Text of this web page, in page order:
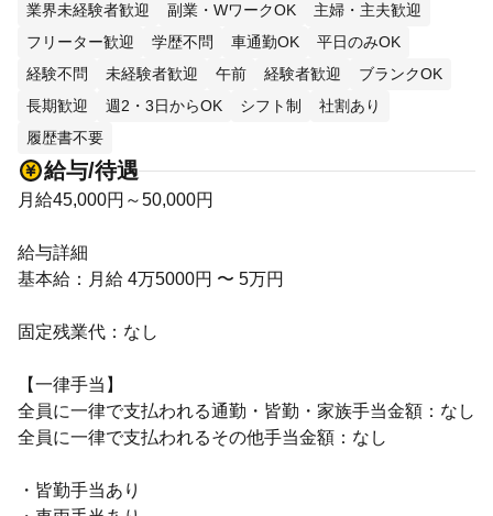
業界未経験者歓迎 副業・WワークOK
主婦・主夫歓迎
フリーター歓迎
学歴不問 車通勤OK
平日のみOK
経験不問
未経験者歓迎 午前 経験者歓迎
ブランクOK
長期歓迎
週2・3日からOK シフト制
社割あり
履歴書不要
給与/待遇
月給45,000円～50,000円
給与詳細
基本給：月給 4万5000円 〜 5万円
固定残業代：なし
【一律手当】
全員に一律で支払われる通勤・皆勤・家族手当金額：なし
全員に一律で支払われるその他手当金額：なし
・皆勤手当あり